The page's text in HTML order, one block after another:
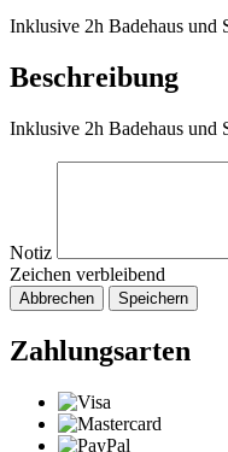
Inklusive 2h Badehaus und
Beschreibung
Inklusive 2h Badehaus und
Notiz
Zeichen verbleibend
Abbrechen Speichern
Zahlungsarten